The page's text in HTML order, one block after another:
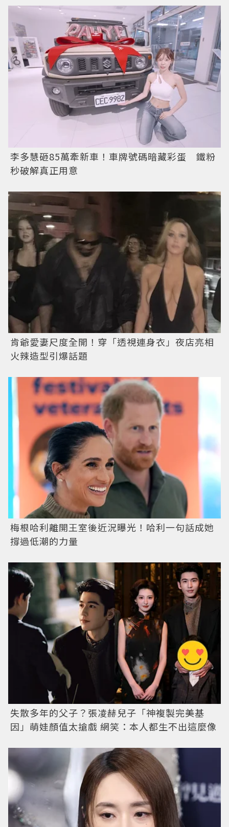
李多慧砸85萬牽新車！車牌號碼暗藏彩蛋 鐵粉
秒破解真正用意
肯爺愛妻尺度全開！穿「透視連身衣」夜店亮相
火辣造型引爆話題
梅根哈利離開王室後近況曝光！哈利一句話成她
撐過低潮的力量
失散多年的父子？張凌赫兒子「神複製完美基
因」萌娃顏值太搶戲 網笑：本人都生不出這麼像